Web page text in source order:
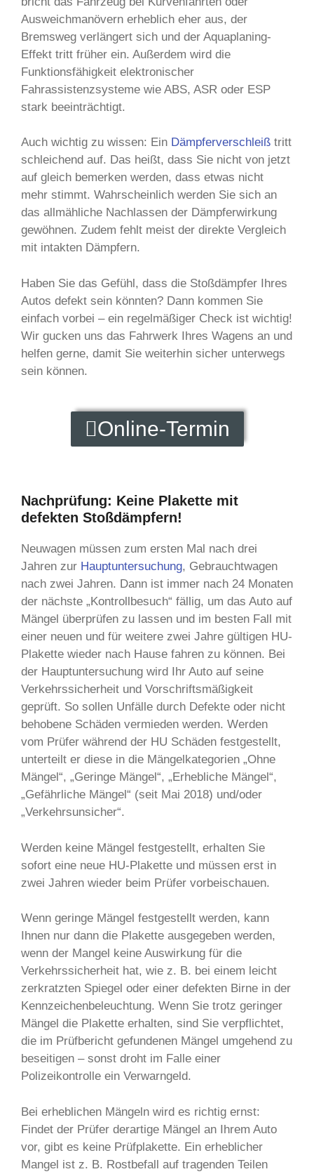
Ausweichmanövern erheblich eher aus, der
Bremsweg verlängert sich und der Aquaplaning-
Effekt tritt früher ein. Außerdem wird die
Funktionsfähigkeit elektronischer
Fahrassistenzsysteme wie ABS, ASR oder ESP
stark beeinträchtigt.
Auch wichtig zu wissen: Ein Dämpferverschleiß tritt
schleichend auf. Das heißt, dass Sie nicht von jetzt
auf gleich bemerken werden, dass etwas nicht
mehr stimmt. Wahrscheinlich werden Sie sich an
das allmähliche Nachlassen der Dämpferwirkung
gewöhnen. Zudem fehlt meist der direkte Vergleich
mit intakten Dämpfern.
Haben Sie das Gefühl, dass die Stoßdämpfer Ihres
Autos defekt sein könnten? Dann kommen Sie
einfach vorbei – ein regelmäßiger Check ist wichtig!
Wir gucken uns das Fahrwerk Ihres Wagens an und
helfen gerne, damit Sie weiterhin sicher unterwegs
sein können.
Online-Termin
Nachprüfung: Keine Plakette mit
defekten Stoßdämpfern!
Neuwagen müssen zum ersten Mal nach drei
Jahren zur Hauptuntersuchung, Gebrauchtwagen
nach zwei Jahren. Dann ist immer nach 24 Monaten
der nächste „Kontrollbesuch“ fällig, um das Auto auf
Mängel überprüfen zu lassen und im besten Fall mit
einer neuen und für weitere zwei Jahre gültigen HU-
Plakette wieder nach Hause fahren zu können. Bei
der Hauptuntersuchung wird Ihr Auto auf seine
Verkehrssicherheit und Vorschriftsmäßigkeit
geprüft. So sollen Unfälle durch Defekte oder nicht
behobene Schäden vermieden werden. Werden
vom Prüfer während der HU Schäden festgestellt,
unterteilt er diese in die Mängelkategorien „Ohne
Mängel“, „Geringe Mängel“, „Erhebliche Mängel“,
„Gefährliche Mängel“ (seit Mai 2018) und/oder
„Verkehrsunsicher“.
Werden keine Mängel festgestellt, erhalten Sie
sofort eine neue HU-Plakette und müssen erst in
zwei Jahren wieder beim Prüfer vorbeischauen.
Wenn geringe Mängel festgestellt werden, kann
Ihnen nur dann die Plakette ausgegeben werden,
wenn der Mangel keine Auswirkung für die
Verkehrssicherheit hat, wie z. B. bei einem leicht
zerkratzten Spiegel oder einer defekten Birne in der
Kennzeichenbeleuchtung. Wenn Sie trotz geringer
Mängel die Plakette erhalten, sind Sie verpflichtet,
die im Prüfbericht gefundenen Mängel umgehend zu
beseitigen – sonst droht im Falle einer
Polizeikontrolle ein Verwarngeld.
Bei erheblichen Mängeln wird es richtig ernst:
Findet der Prüfer derartige Mängel an Ihrem Auto
vor, gibt es keine Prüfplakette. Ein erheblicher
Mangel ist z. B. Rostbefall auf tragenden Teilen